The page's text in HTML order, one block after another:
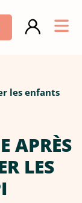
les enfants
APRÈS
LES